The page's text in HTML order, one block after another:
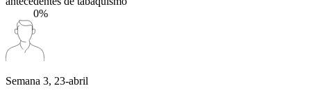
0%
Semana 3, 23-abril